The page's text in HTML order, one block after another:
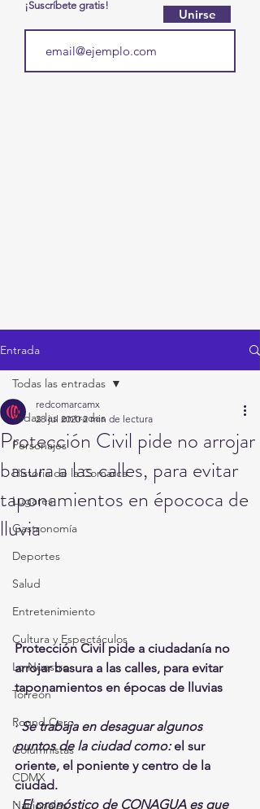
¡Suscríbete gratis!
Unirse
Entrada
Todas las entradas
Personajes
Historia de la Comarca
Lugares
Gastronomía
Deportes
Salud
Entretenimiento
Cultura y Espectáculos
Lo Nuestro
Torreón
Round Cero
Columnistas
CDMX
Nacionales
Todas las entradas
Protección Civil pide no arrojar
basura a las calles, para evitar
taponamientos en épococa de
lluvia
redcomarcamx
28 jul 2020 2 min de lectura
Protección Civil pide a ciudadanía no
arrojar basura a las calles, para evitar
taponamientos en épocas de lluvias
· Se trabaja en desaguar algunos
puntos de la ciudad como: el sur
oriente, el poniente y centro de la
ciudad.
· El pronóstico de CONAGUA es que